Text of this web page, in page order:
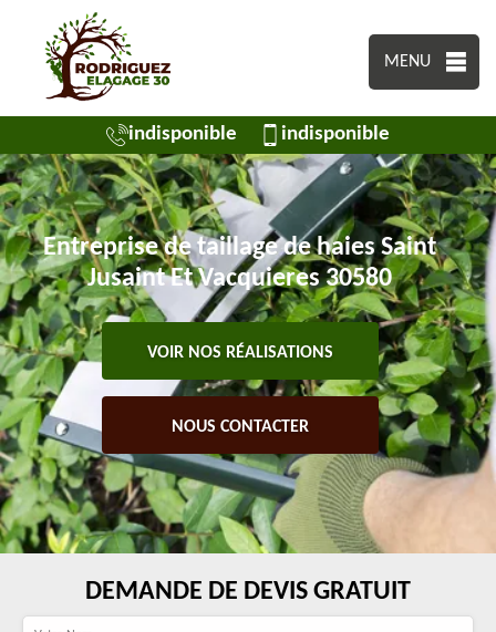
MENU
indisponible indisponible
Entreprise de taillage de haies Saint
Jusaint Et Vacquieres 30580
VOIR NOS RÉALISATIONS
NOUS CONTACTER
DEMANDE DE DEVIS GRATUIT